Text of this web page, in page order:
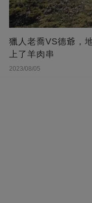
獵人老喬VS德爺，
上了羊肉串
2023/08/05